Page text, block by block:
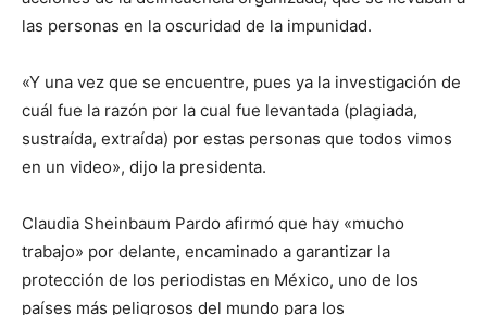
las personas en la oscuridad de la impunidad.
«Y una vez que se encuentre, pues ya la investigación de
cuál fue la razón por la cual fue levantada (plagiada,
sustraída, extraída) por estas personas que todos vimos
en un video», dijo la presidenta.
Claudia Sheinbaum Pardo afirmó que hay «mucho
trabajo» por delante, encaminado a garantizar la
protección de los periodistas en México, uno de los
países más peligrosos del mundo para los